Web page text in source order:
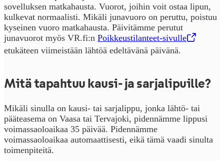
sovelluksen matkahausta. Vuorot, joihin voit ostaa lipun,
kulkevat normaalisti. Mikäli junavuoro on peruttu, poistuu
kyseinen vuoro matkahausta. Päivitämme perutut
junavuorot myös VR.fi:n Poikkeustilanteet-sivulle
,Avataan uudessa välilehdessä
etukäteen viimeistään lähtöä edeltävänä päivänä.
Mitä tapahtuu kausi- ja sarjalipuille?
Mikäli sinulla on kausi- tai sarjalippu, jonka lähtö- tai
pääteasema on Vaasa tai Tervajoki, pidennämme lippusi
voimassaoloaikaa 35 päivää. Pidennämme
voimassaoloaikaa automaattisesti, eikä tämä vaadi sinulta
toimenpiteitä.